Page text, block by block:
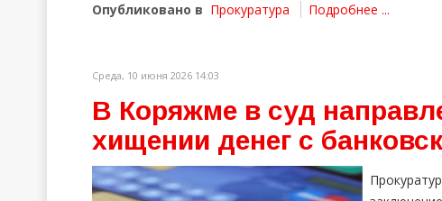
Опубликовано в Прокуратура Подробнее ...
Среда, 10 июня 2026 14:03
В Коряжме в суд
хищении денег с